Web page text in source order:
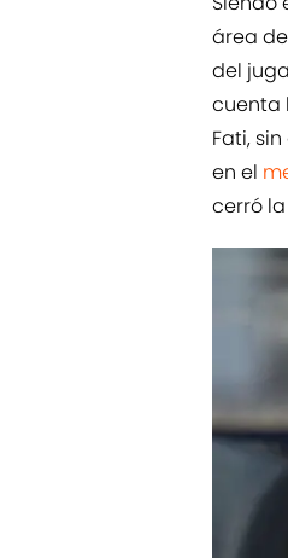
área
del
cuenta
Fati,
en el
cerró